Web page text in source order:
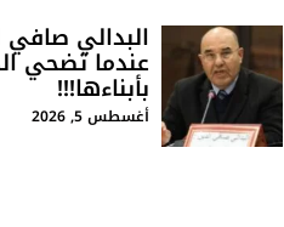
البدالي صافي
عندما تضحي
بأبناءها!!!
أغسطس 5, 2026